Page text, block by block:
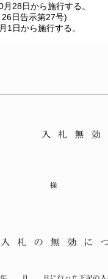
28日から施行する。
26日告示第27号)
1日から施行する。